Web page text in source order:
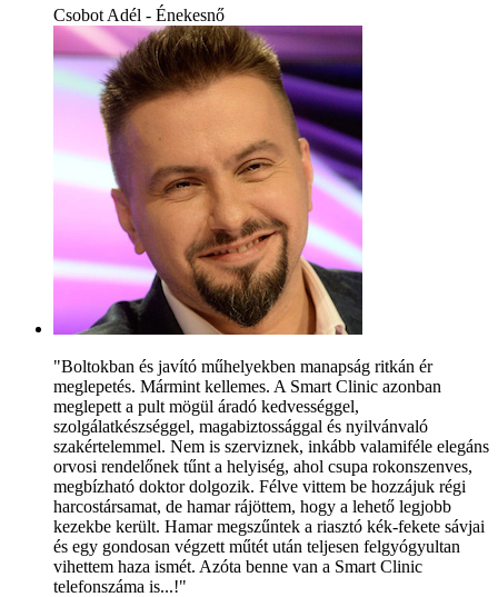
Csobot Adél - Énekesnő
"Boltokban és javító műhelyekben manapság ritkán ér
meglepetés. Mármint kellemes. A Smart Clinic azonban
meglepett a pult mögül áradó kedvességgel,
szolgálatkészséggel, magabiztossággal és nyilvánvaló
szakértelemmel. Nem is szerviznek, inkább valamiféle elegáns
orvosi rendelőnek tűnt a helyiség, ahol csupa rokonszenves,
megbízható doktor dolgozik. Félve vittem be hozzájuk régi
harcostársamat, de hamar rájöttem, hogy a lehető legjobb
kezekbe került. Hamar megszűntek a riasztó kék-fekete sávjai
és egy gondosan végzett műtét után teljesen felgyógyultan
vihettem haza ismét. Azóta benne van a Smart Clinic
telefonszáma is...!"